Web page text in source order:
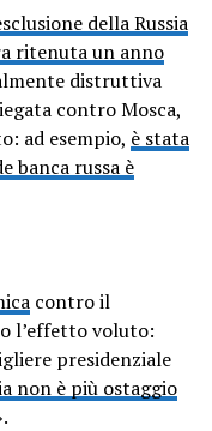
della Russia
ritenuta un anno
distruttiva
contro Mosca,
ad esempio, è stata
banca russa è
contro il
l’effetto voluto:
presidenziale
non è più ostaggio